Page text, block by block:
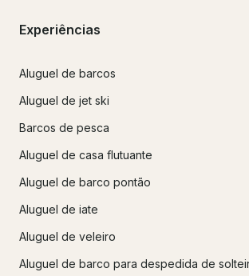
Experiências
Aluguel de barcos
Aluguel de jet ski
Barcos de pesca
Aluguel de casa flutuante
Aluguel de barco pontão
Aluguel de iate
Aluguel de veleiro
Aluguel de barco para despedida de